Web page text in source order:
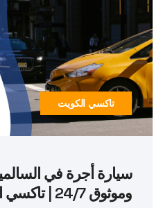
تاكسي الكويت
سيارة أجرة في
وموثوق 24/7 | تاكسي الكويت